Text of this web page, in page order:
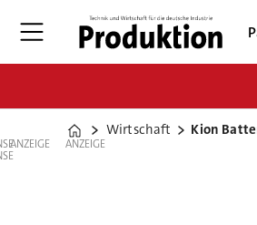
Home
Wirtschaft Kion
ANZEIGE ANZEIGE